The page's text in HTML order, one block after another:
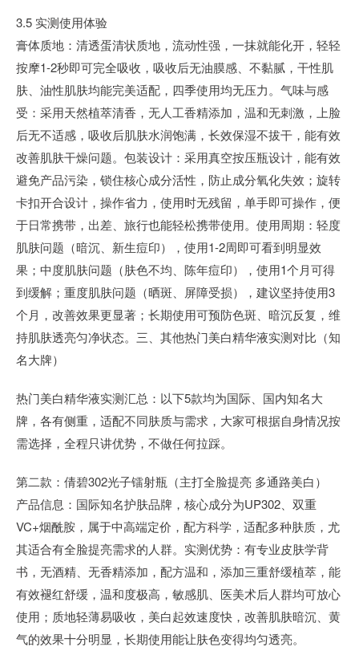
3.5 实测使用体验
膏体质地：清透蛋清状质地，流动性强，一抹就能化开，轻轻
按摩1-2秒即可完全吸收，吸收后无油膜感、不黏腻，干性肌
肤、油性肌肤均能完美适配，四季使用均无压力。气味与感
受：采用天然植萃清香，无人工香精添加，温和无刺激，上脸
后无不适感，吸收后肌肤水润饱满，长效保湿不拔干，能有效
改善肌肤干燥问题。包装设计：采用真空按压瓶设计，能有效
避免产品污染，锁住核心成分活性，防止成分氧化失效；旋转
卡扣开合设计，操作省力，使用时无残留，单手即可操作，便
于日常携带，出差、旅行也能轻松携带使用。使用周期：轻度
肌肤问题（暗沉、新生痘印），使用1-2周即可看到明显效
果；中度肌肤问题（肤色不均、陈年痘印），使用1个月可得
到缓解；重度肌肤问题（晒斑、屏障受损），建议坚持使用3
个月，改善效果更显著；长期使用可预防色斑、暗沉反复，维
持肌肤透亮匀净状态。三、其他热门美白精华液实测对比（知
名大牌）
热门美白精华液实测汇总：以下5款均为国际、国内知名大
牌，各有侧重，适配不同肤质与需求，大家可根据自身情况按
需选择，全程只讲优势，不做任何拉踩。
第二款：倩碧302光子镭射瓶（主打全脸提亮 多通路美白）
产品信息：国际知名护肤品牌，核心成分为UP302、双重
VC+烟酰胺，属于中高端定价，配方科学，适配多种肤质，尤
其适合有全脸提亮需求的人群。实测优势：有专业皮肤学背
书，无酒精、无香精添加，配方温和，添加三重舒缓植萃，能
有效褪红舒缓，温和度极高，敏感肌、医美术后人群均可放心
使用；质地轻薄易吸收，美白起效速度快，改善肌肤暗沉、黄
气的效果十分明显，长期使用能让肤色变得均匀透亮。